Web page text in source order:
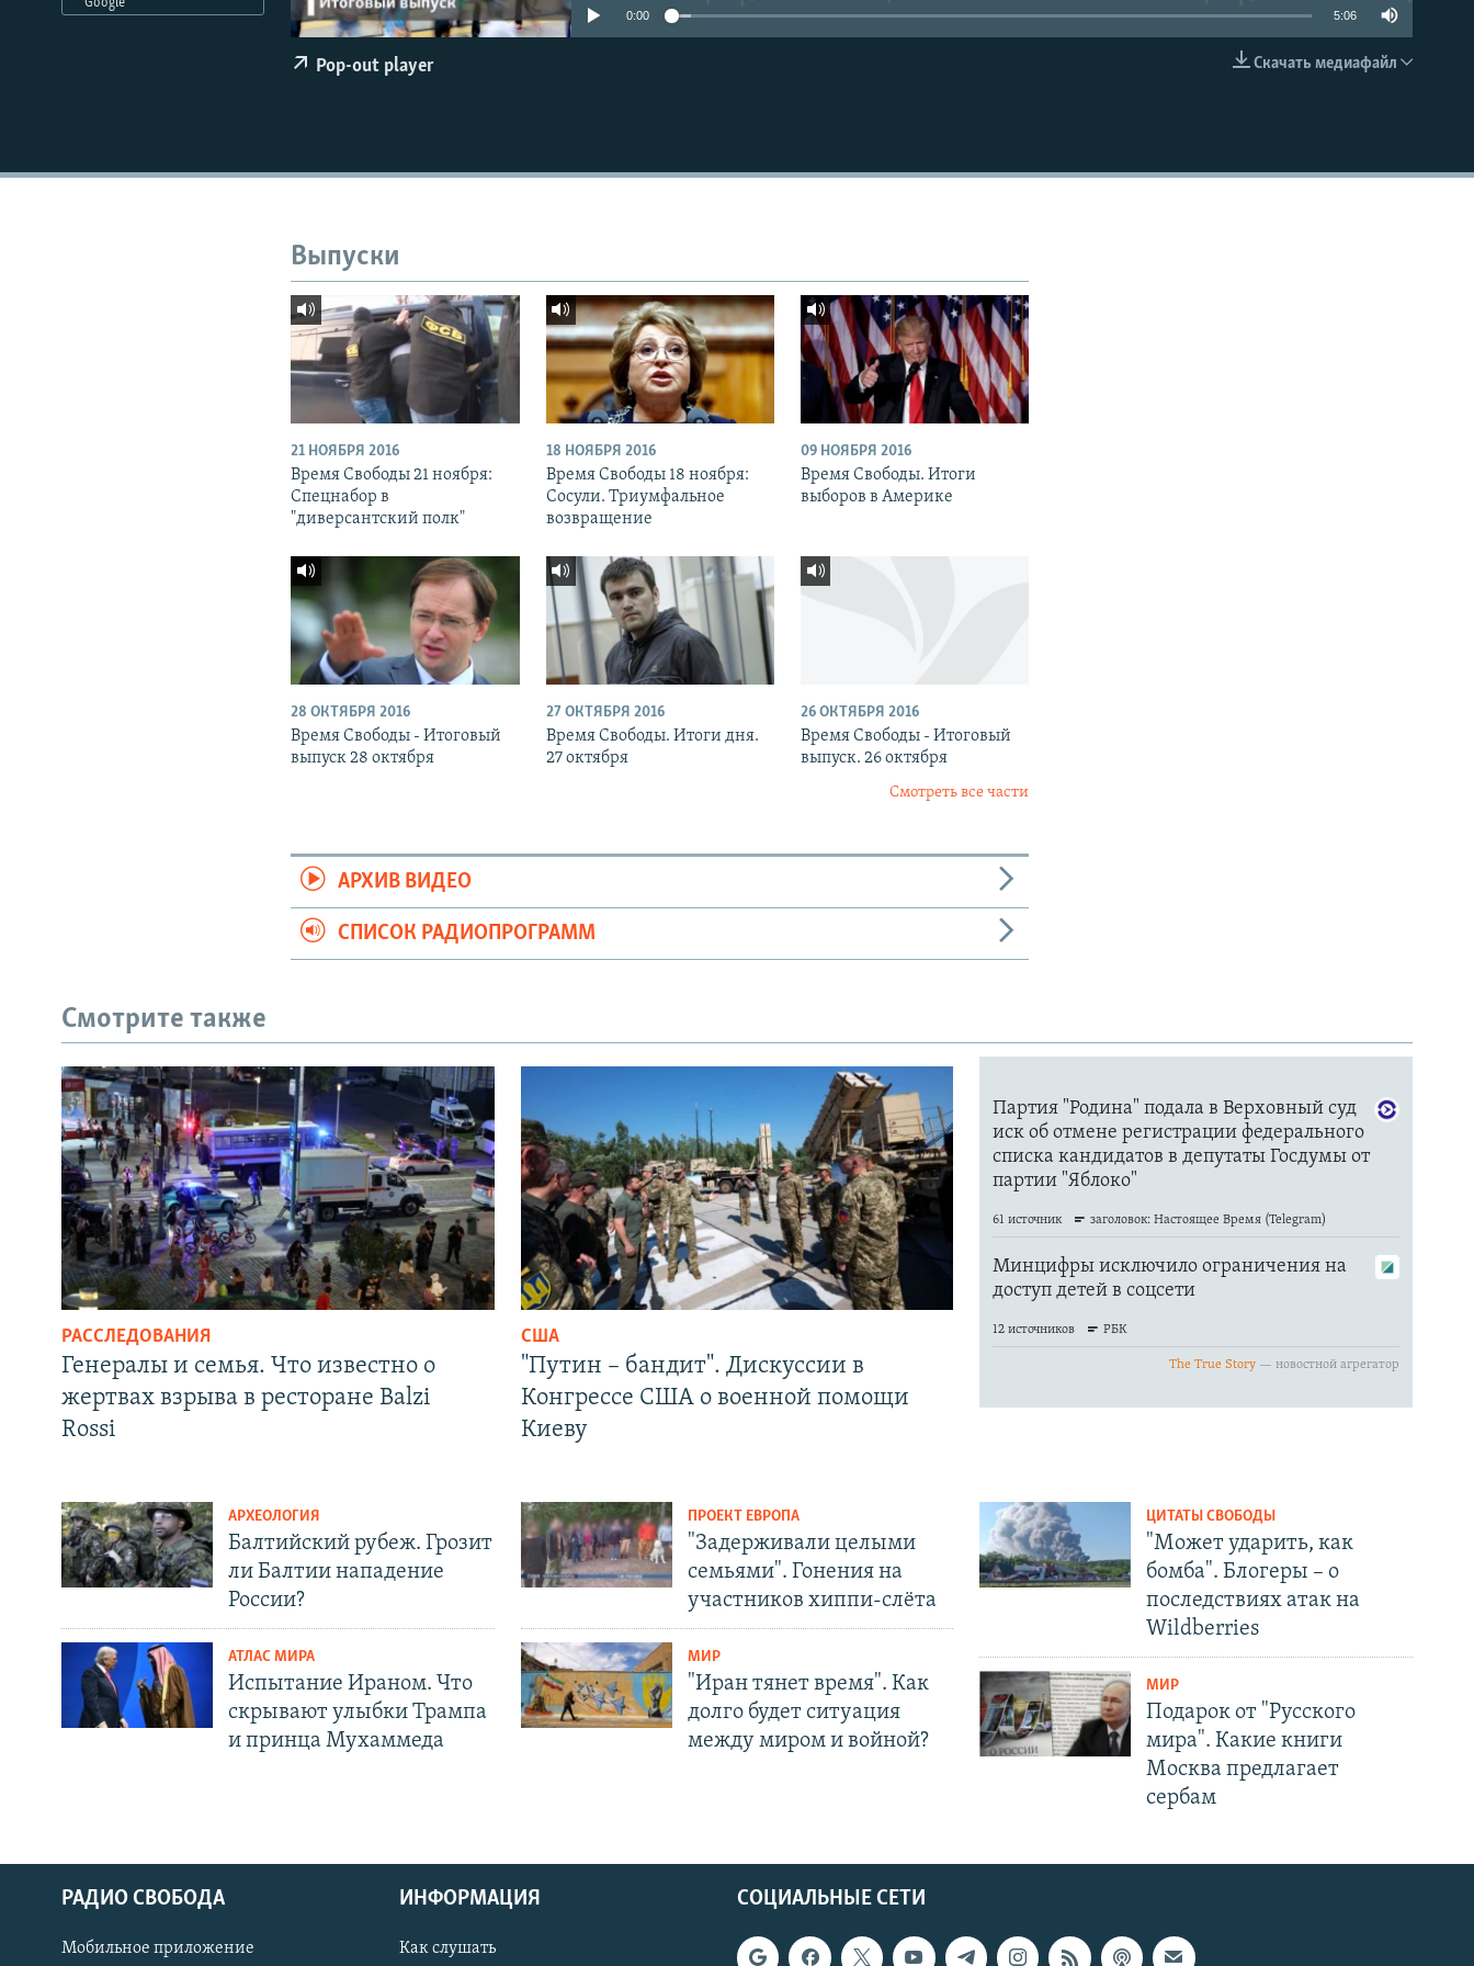
СОЦИАЛЬНЫЕ СЕТИ
EMBED
0:00 5:06
Скачать медиафайл
Pop-out player
Выпуски
21 НОЯБРЯ 2016
Время Свободы 21 ноября:
Спецнабор в
"диверсантский полк"
18 НОЯБРЯ 2016
Время Свободы 18 ноября:
Сосули. Триумфальное
возвращение
09 НОЯБРЯ 2016
Время Свободы. Итоги
выборов в Америке
28 ОКТЯБРЯ 2016
Время Свободы - Итоговый
выпуск 28 октября
27 ОКТЯБРЯ 2016
Время Свободы. Итоги дня.
27 октября
26 ОКТЯБРЯ 2016
Время Свободы - Итоговый
выпуск. 26 октября
Смотреть все части
АРХИВ ВИДЕО
СПИСОК РАДИОПРОГРАММ
Смотрите также
РАССЛЕДОВАНИЯ
Генералы и семья. Что известно о
жертвах взрыва в ресторане Balzi
Rossi
США
"Путин – бандит". Дискуссии в
Конгрессе США о военной помощи
Киеву
АРХЕОЛОГИЯ
Балтийский рубеж. Грозит
ли Балтии нападение
России?
АТЛАС МИРА
Испытание Ираном. Что
скрывают улыбки Трампа
и принца Мухаммеда
ПРОЕКТ ЕВРОПА
"Задерживали целыми
семьями". Гонения на
участников хиппи-слёта
МИР
"Иран тянет время". Как
долго будет ситуация
между миром и войной?
ЦИТАТЫ СВОБОДЫ
"Может ударить, как
бомба". Блогеры – о
последствиях атак на
Wildberries
МИР
Подарок от "Русского
мира". Какие книги
Москва предлагает
сербам
СОЦИАЛЬНЫЕ СЕТИ
РАДИО СВОБОДА
Мобильное приложение
ИНФОРМАЦИЯ
Как слушать